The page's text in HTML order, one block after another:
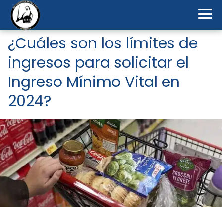
¿Cuáles son los límites de
ingresos para solicitar el
Ingreso Mínimo Vital en
2024?